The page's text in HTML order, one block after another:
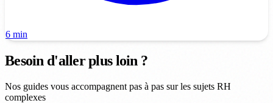
6 min
Besoin d'aller plus loin ?
Nos guides vous accompagnent pas à pas sur les sujets RH
complexes